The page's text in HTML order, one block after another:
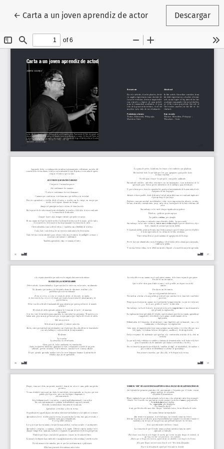
← Volver a los detalles del artículo
Carta a un joven aprendiz de actor Descargar